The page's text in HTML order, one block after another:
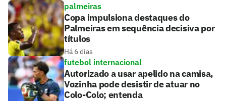
palmeiras
Copa impulsiona destaques do
Palmeiras em sequência decisiva por
títulos
Há 6 dias
futebol internacional
Autorizado a usar apelido na camisa,
Vozinha pode desistir de atuar no
Colo-Colo; entenda